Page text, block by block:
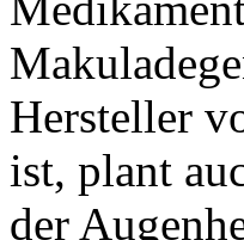
Hersteller
ist, plant
der